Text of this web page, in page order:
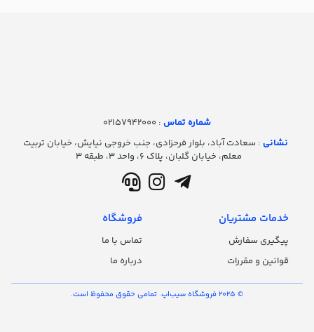
شماره تماس‌ : 02157942000
نشانی : سعادت آباد، بلوار فرحزادی، جنب خروجی نیایش، خیابان تربیت
معلم، خیابان گلبان، پلاک ۶، واحد ۳، طبقه ۳
خدمات مشتریان
پیگیری سفارش
قوانین و مقررات
فروشگاه
تماس با ما
درباره ما
© 2025 فروشگاه سیب‌اپ. تمامی حقوق محفوظ است.